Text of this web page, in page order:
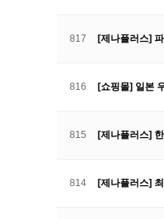
817 [제나플러스]
816 [쇼핑몰] 일본
815 [제나플러스]
814 [제나플러스]